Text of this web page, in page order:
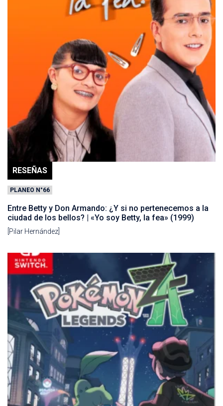
RESEÑAS
PLANEO N°66
Entre Betty y Don Armando: ¿Y si no pertenecemos a la
ciudad de los bellos? | «Yo soy Betty, la fea» (1999)
[Pilar Hernández]